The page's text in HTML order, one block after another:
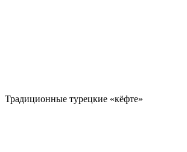
Традиционные турецкие «кёфте»